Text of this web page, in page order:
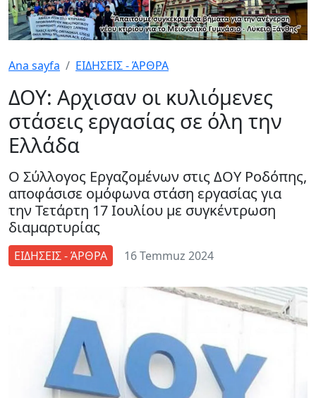
Ana sayfa ΕΙΔΗΣΕΙΣ - ΆΡΘΡΑ
ΔΟΥ: Αρχισαν οι κυλιόμενες
στάσεις εργασίας σε όλη την
Ελλάδα
Ο Σύλλογος Εργαζομένων στις ΔΟΥ Ροδόπης,
αποφάσισε ομόφωνα στάση εργασίας για
την Τετάρτη 17 Ιουλίου με συγκέντρωση
διαμαρτυρίας
ΕΙΔΗΣΕΙΣ - ΆΡΘΡΑ 16 Temmuz 2024